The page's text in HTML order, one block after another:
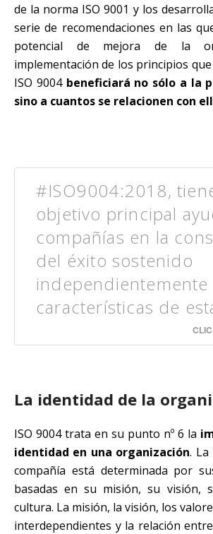
de la norma ISO 9001 y los
serie de recomendaciones en las
potencial de mejora de la
implementación de los principios
ISO 9004 beneficiará no sólo a la
sino a cuantos se relacionen con
#ISO9004:2018,
objetivo principal
compañías en la
del éxito sostenido
independientemente
características de
La identidad de la
ISO 9004 trata en su punto nº 6 la
identidad en una organización. La
compañía está determinada por
basadas en su misión, su visión,
cultura. La misión, la visión, los
interdependientes y la relación